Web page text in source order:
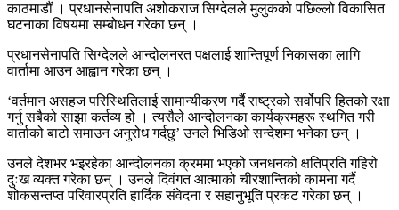
काठमाडौं । प्रधानसेनापति अशोकराज सिग्देलले मुलुकको पछिल्लो विकासित
घटनाका विषयमा सम्बोधन गरेका छन् ।
प्रधानसेनापति सिग्देलले आन्दोलनरत पक्षलाई शान्तिपूर्ण निकासका लागि
वार्तामा आउन आह्वान गरेका छन् ।
‘वर्तमान असहज परिस्थितिलाई सामान्यीकरण गर्दै राष्ट्रको सर्वोपरि हितको रक्षा
गर्नु सबैको साझा कर्तव्य हो । त्यसैले आन्दोलनका कार्यक्रमहरू स्थगित गरी
वार्ताको बाटो समाउन अनुरोध गर्दछु’ उनले भिडिओ सन्देशमा भनेका छन् ।
उनले देशभर भइरहेका आन्दोलनका क्रममा भएको जनधनको क्षतिप्रति गहिरो
दुःख व्यक्त गरेका छन् । उनले दिवंगत आत्माको चीरशान्तिको कामना गर्दै
शोकसन्तप्त परिवारप्रति हार्दिक संवेदना र सहानुभूति प्रकट गरेका छन् ।